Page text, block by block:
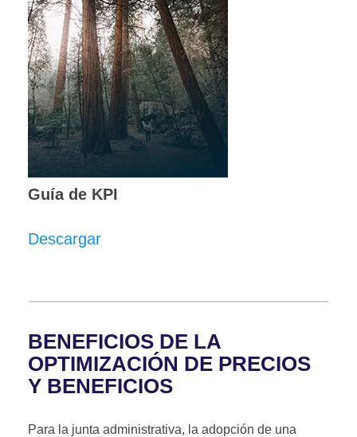
Guía de KPI
Descargar
BENEFICIOS DE LA
OPTIMIZACIÓN DE PRECIOS
Y BENEFICIOS
Para la junta administrativa, la adopción de una